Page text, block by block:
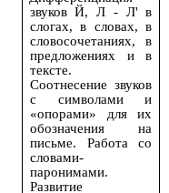
звуков Й, Л - Л' в
слогах, в словах, в
словосочетаниях, в
предложениях и в
тексте.
Соотнесение звуков
с символами и
«опорами» для их
обозначения на
письме. Работа со
словами-
паронимами.
Развитие